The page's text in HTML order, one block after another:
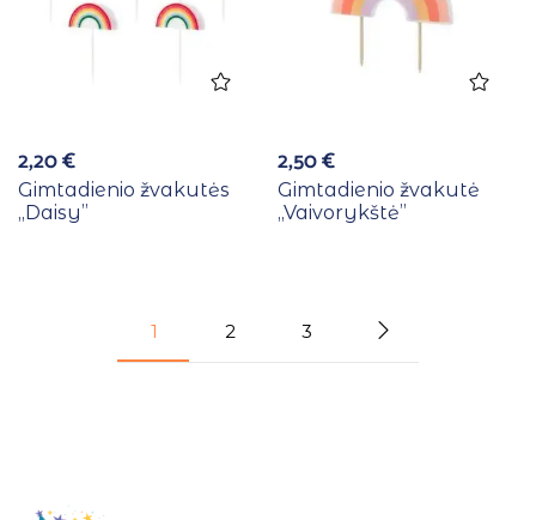
2,20€
Gimtadienio žvakutės
,,Daisy”
2,50€
Gimtadienio žvakutė
,,Vaivorykštė”
1 2 3